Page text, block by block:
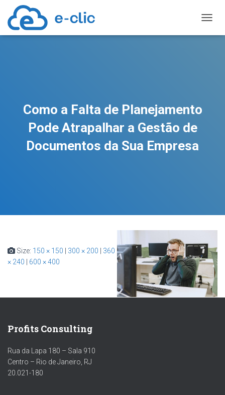
Como a Falta de Planejamento
Pode Atrapalhar a Gestão de
Documentos da Sua Empresa
Size: 150 × 150 300 × 200
360
× 240
600 × 400
Profits Consulting
Rua da Lapa 180 – Sala 910
Centro – Rio de Janeiro, RJ
20.021-180